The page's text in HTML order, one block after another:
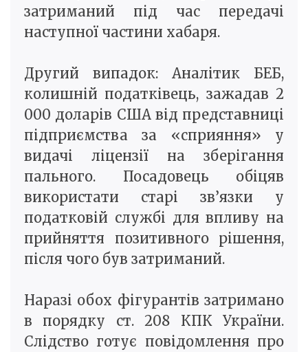
затриманий під час передачі
наступної частини хабаря.
Другий випадок: Аналітик БЕБ,
колишній податківець, зажадав 2
000 доларів США від представниці
підприємства за «сприяння» у
видачі ліцензії на зберігання
пального. Посадовець обіцяв
використати старі зв’язки у
податковій службі для впливу на
прийняття позитивного рішення,
після чого був затриманий.
Наразі обох фігурантів затримано
в порядку ст. 208 КПК України.
Слідство готує повідомлення про